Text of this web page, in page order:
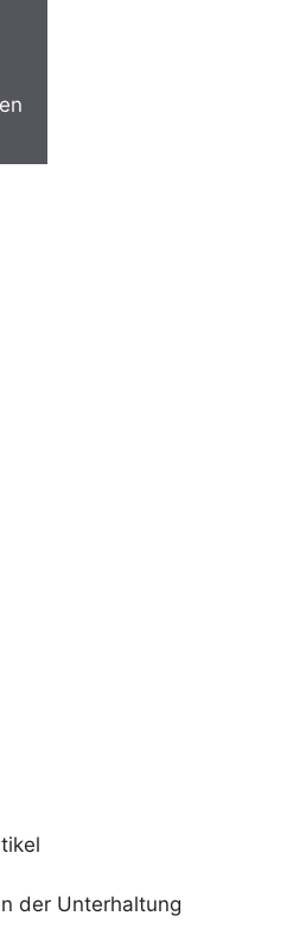
der Unterhaltung